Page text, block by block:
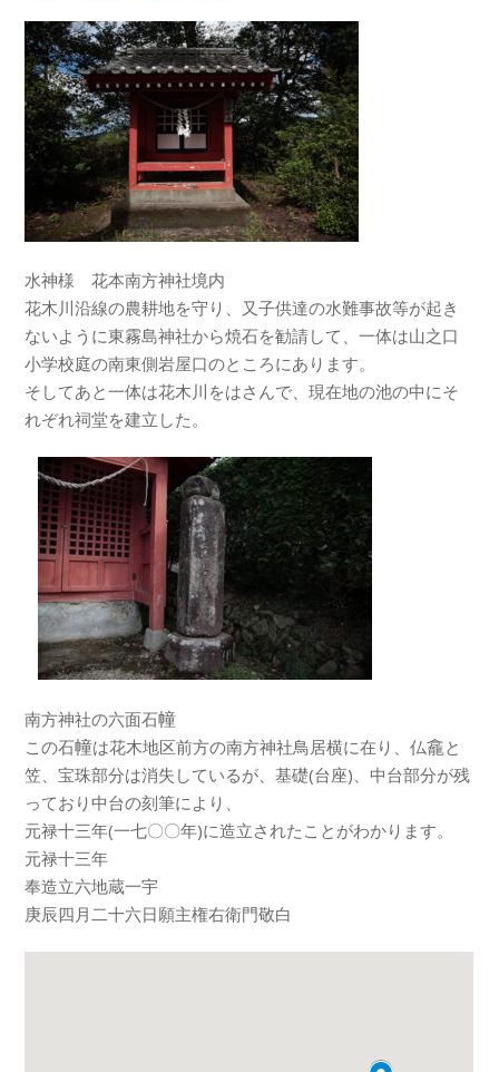
水神様 花本南方神社境内
花木川沿線の農耕地を守り、又子供達の水難事故等が起き
ないように東霧島神社から焼石を勧請して、一体は山之口
小学校庭の南東側岩屋口のところにあります。
そしてあと一体は花木川をはさんで、現在地の池の中にそ
れぞれ祠堂を建立した。
南方神社の六面石幢
この石幢は花木地区前方の南方神社鳥居横に在り、仏龕と
笠、宝珠部分は消失しているが、基礎(台座)、中台部分が残
っており中台の刻筆により、
元禄十三年(一七〇〇年)に造立されたことがわかります。
元禄十三年
奉造立六地蔵一宇
庚辰四月二十六日願主権右衛門敬白